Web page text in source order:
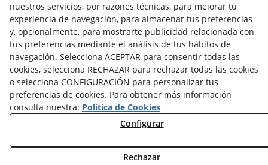
nuestros servicios, por razones técnicas, para mejorar tu
experiencia de navegación, para almacenar tus preferencias
y, opcionalmente, para mostrarte publicidad relacionada con
tus preferencias mediante el análisis de tus hábitos de
navegación. Selecciona ACEPTAR para consentir todas las
cookies, selecciona RECHAZAR para rechazar todas las cookies
o selecciona CONFIGURACIÓN para personalizar tus
preferencias de cookies. Para obtener más información
consulta nuestra: Política de Cookies
Configurar
Rechazar